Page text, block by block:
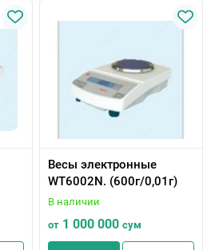
Весы электронные
WT6002N. (600г/0,01г)
В наличии
от 1 000 000 сум